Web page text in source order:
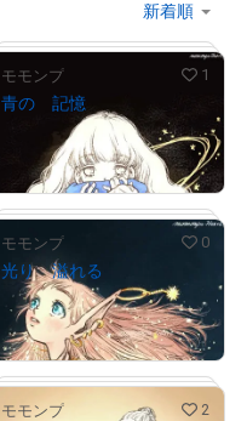
# 1/2
モモンプ 1
青の 記憶
5,000
売出し（初回販売）
モモンプ 0
光り 溢れる
¥4,000
売出し（初回販売）
モモンプ 2